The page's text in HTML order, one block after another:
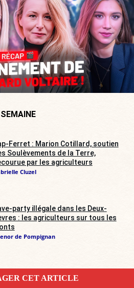
Ferret : Marion Cotillard, soutien
Soulèvements de la Terre,
par les agriculteurs
Cluzel
party illégale dans les Deux-
: les agriculteurs sur tous les
de Pompignan
Inter: deux « expertes » pour un
CET ARTICLE